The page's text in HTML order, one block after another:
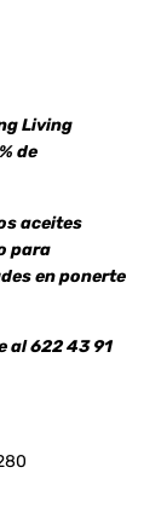
Living
de
aceites
para
en ponerte
al 622 43 91